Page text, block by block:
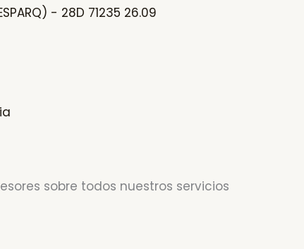
- 28D 71235 26.09
sobre todos nuestros servicios